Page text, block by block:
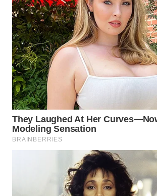
ID
MARTABAT
NET
PLN
WATCH
MKLI
LPKKI